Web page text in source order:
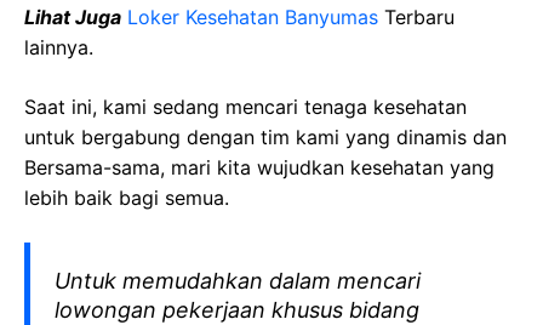
Lihat Juga Loker Kesehatan Banyumas Terbaru
lainnya.
Saat ini, kami sedang mencari tenaga kesehatan
untuk bergabung dengan tim kami yang dinamis dan
Bersama-sama, mari kita wujudkan kesehatan yang
lebih baik bagi semua.
Untuk memudahkan dalam mencari
lowongan pekerjaan khusus bidang